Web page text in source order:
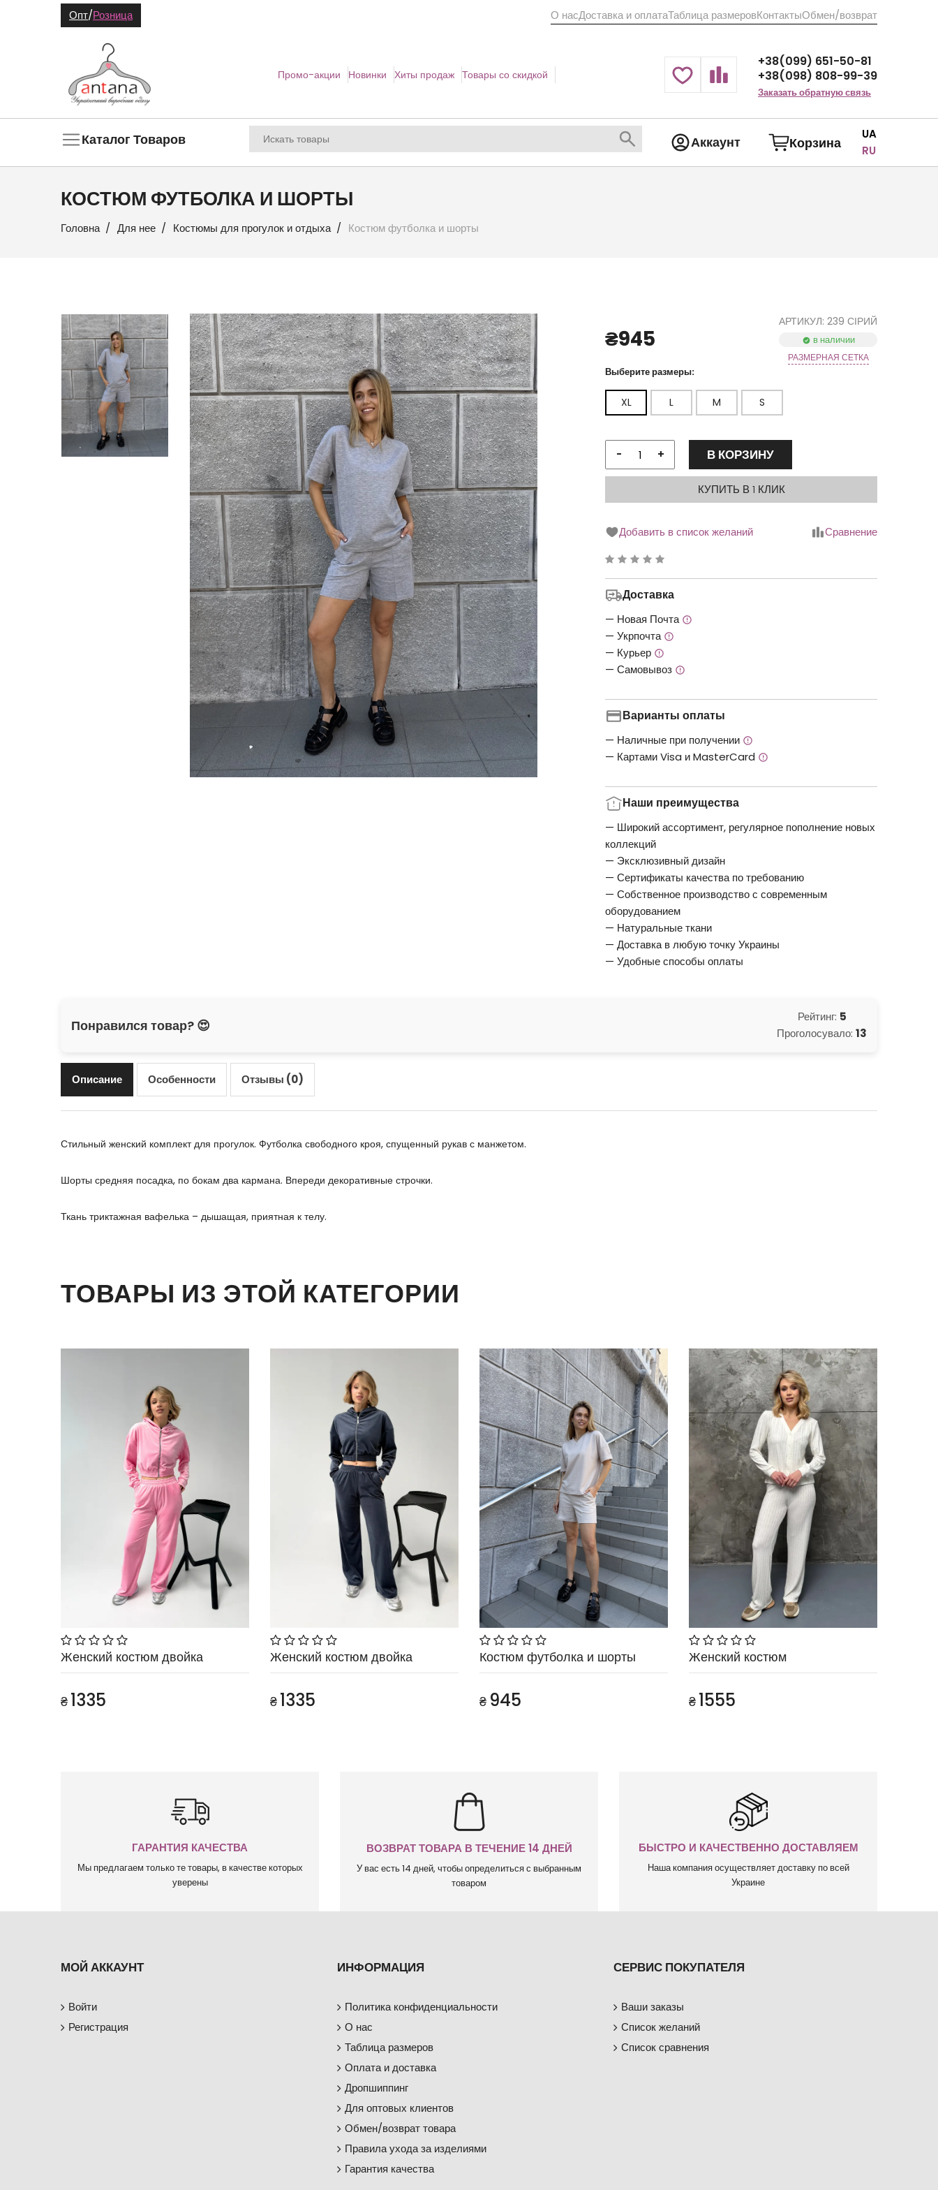
Опт/Розница О насДоставка и оплатаТаблица размеровКонтактыОбмен/возврат
Промо-акции Новинки Хиты продаж Товары со скидкой
+38(099) 651-50-81
+38(098) 808-99-39
Заказать обратную связь
Каталог Товаров Аккаунт Корзина
UA
RU
КОСТЮМ ФУТБОЛКА И ШОРТЫ
Головна Для нее Костюмы для прогулок и отдыха Костюм футболка и шорты
₴945
АРТИКУЛ: 239 СІРИЙ
в наличии
РАЗМЕРНАЯ СЕТКА
Выберите размеры:
XL L M S
- + В КОРЗИНУ
КУПИТЬ В 1 КЛИК
Добавить в список желаний Сравнение
0.00
з
5
Доставка
— Новая Почта
— Укрпочта
— Курьер
— Самовывоз
Варианты оплаты
— Наличные при получении
— Картами Visa и MasterCard
Наши преимущества
— Широкий ассортимент, регулярное пополнение новых
коллекций
— Эксклюзивный дизайн
— Сертификаты качества по требованию
— Собственное производство с современным
оборудованием
— Натуральные ткани
— Доставка в любую точку Украины
— Удобные способы оплаты
Понравился товар? 😍 Рейтинг: 5
Проголосувало: 13
Описание Особенности Отзывы (0)
Стильный женский комплект для прогулок. Футболка свободного кроя, спущенный рукав с манжетом.
Шорты средняя посадка, по бокам два кармана. Впереди декоративные строчки.
Ткань триктажная вафелька – дышащая, приятная к телу.
ТОВАРЫ ИЗ ЭТОЙ КАТЕГОРИИ
Женский костюм двойка
₴ 1335
Женский костюм двойка
₴ 1335
Костюм футболка и шорты
₴ 945
Женский костюм
₴ 1555
ГАРАНТИЯ КАЧЕСТВА
Мы предлагаем только те товары, в качестве которых
уверены
ВОЗВРАТ ТОВАРА В ТЕЧЕНИЕ 14 ДНЕЙ
У вас есть 14 дней, чтобы определиться с выбранным
товаром
БЫСТРО И КАЧЕСТВЕННО ДОСТАВЛЯЕМ
Наша компания осуществляет доставку по всей
Украине
МОЙ АККАУНТ
Войти
Регистрация
ИНФОРМАЦИЯ
Политика конфиденциальности
О нас
Таблица размеров
Оплата и доставка
Дропшиппинг
Для оптовых клиентов
Обмен/возврат товара
Правила ухода за изделиями
Гарантия качества
СЕРВИС ПОКУПАТЕЛЯ
Ваши заказы
Список желаний
Список сравнения